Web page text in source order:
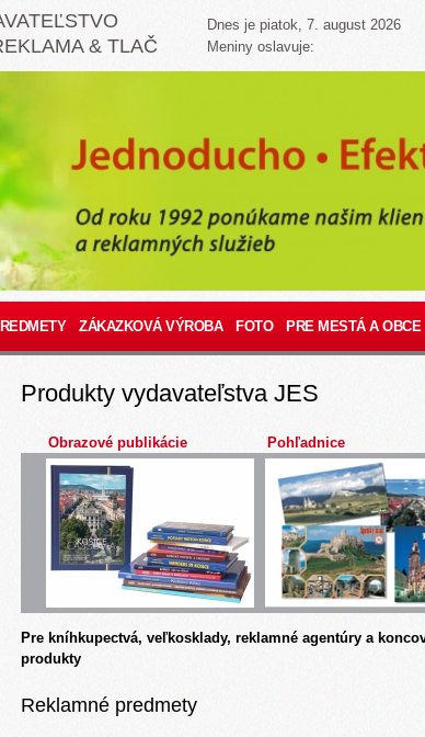
& TLAČ
Dnes je piatok, 7. august 2026
Meniny oslavuje:
ZÁKAZKOVÁ VÝROBA FOTO PRE MESTÁ A OBCE
Produkty vydavateľstva JES
Obrazové publikácie Pohľadnice
Pre kníhkupectvá, veľkosklady, reklamné agentúry a
produkty
Reklamné predmety